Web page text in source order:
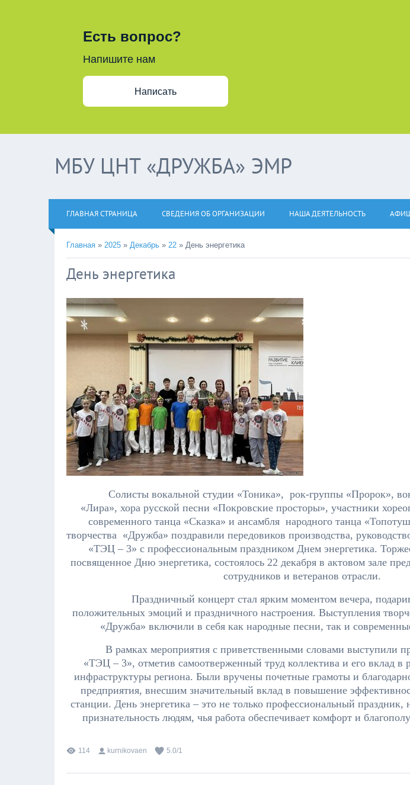
Есть вопрос?
Напишите нам
Написать
МБУ ЦНТ «ДРУЖБА» ЭМР
ГЛАВНАЯ СТРАНИЦА СВЕДЕНИЯ ОБ ОРГАНИЗАЦИИ НАША ДЕЯТЕЛЬНОСТЬ
Главная » 2025 » Декабрь » 22 » День энергетика
День энергетика
Солисты вокальной студии «Тоника», рок-группы «Пророк»,
«Лира», хора русской песни «Покровские просторы», участники
современного танца «Сказка» и ансамбля народного танца
творчества «Дружба» поздравили передовиков производства,
«ТЭЦ – 3» с профессиональным праздником Днем энергетика.
посвященное Дню энергетика, состоялось 22 декабря в актовом зале
сотрудников и ветеранов отрасли.
Праздничный концерт стал ярким моментом вечера,
положительных эмоций и праздничного настроения. Выступления
«Дружба» включили в себя как народные песни, так и
В рамках мероприятия с приветственными словами выступили
«ТЭЦ – 3», отметив самоотверженный труд коллектива и его вклад в
инфраструктуры региона. Были вручены почетные грамоты и
предприятия, внесшим значительный вклад в повышение
станции. День энергетика – это не только профессиональный праздник,
признательность людям, чья работа обеспечивает комфорт и
114 kurnikovaen 5.0/1